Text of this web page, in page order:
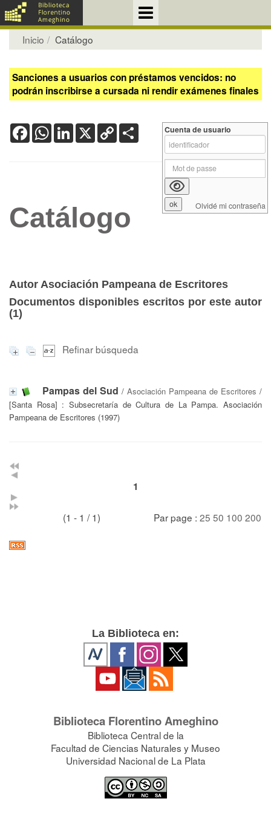
Inicio Catálogo
Sanciones a usuarios con préstamos vencidos: no
podrán inscribirse a cursada ni rendir exámenes finales
FacebookWhatsApp
LinkedIn
X Copy
Link
Catálogo
Autor Asociación Pampeana de Escritores
Documentos disponibles escritos por este autor
(1)
Refinar búsqueda
Pampas del Sud / Asociación Pampeana de Escritores /
[Santa Rosa] : Subsecretaría de Cultura de La Pampa. Asociación
Pampeana de Escritores (1997)
1
(1 - 1 / 1) Par page : 25 50 100 200
Cuenta de usuario
Olvidé mi contraseña
La Biblioteca en:
Biblioteca Florentino Ameghino
Biblioteca Central de la
Facultad de Ciencias Naturales y Museo
Universidad Nacional de La Plata